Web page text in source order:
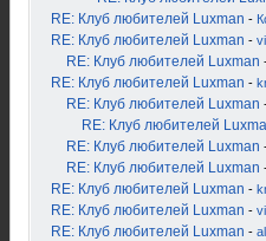
RE: Клуб любителей Luxman -
RE: Клуб любителей Luxman -
RE: Клуб любителей Luxman
RE: Клуб любителей Luxman -
RE: Клуб любителей Luxman
RE: Клуб любителей
RE: Клуб любителей Luxman
RE: Клуб любителей Luxman
RE: Клуб любителей Luxman -
RE: Клуб любителей Luxman -
RE: Клуб любителей Luxman -